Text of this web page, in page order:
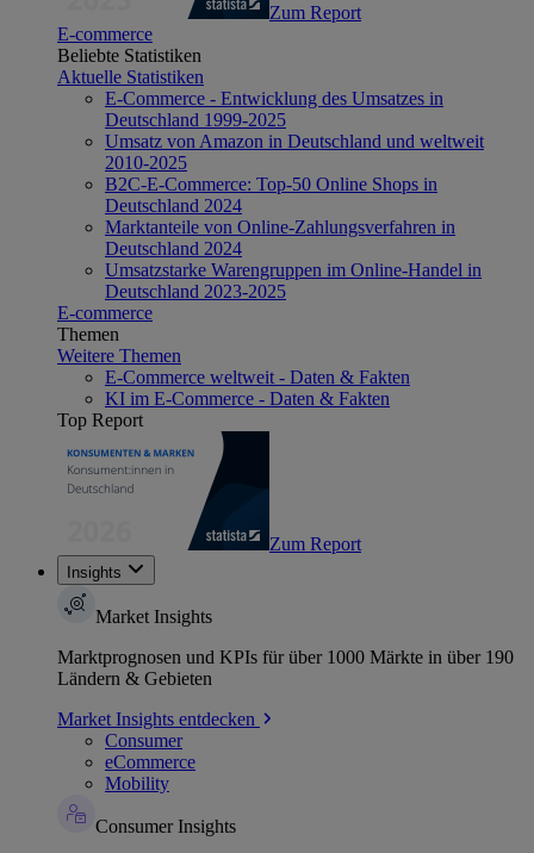
Zum Report
E-commerce
Beliebte Statistiken
Aktuelle Statistiken
E-Commerce - Entwicklung des Umsatzes in
Deutschland 1999-2025
Umsatz von Amazon in Deutschland und weltweit
2010-2025
B2C-E-Commerce: Top-50 Online Shops in
Deutschland 2024
Marktanteile von Online-Zahlungsverfahren in
Deutschland 2024
Umsatzstarke Warengruppen im Online-Handel in
Deutschland 2023-2025
E-commerce
Themen
Weitere Themen
E-Commerce weltweit - Daten & Fakten
KI im E-Commerce - Daten & Fakten
Top Report
Zum Report
Insights
Market Insights
Marktprognosen und KPIs für über 1000 Märkte in über 190
Ländern & Gebieten
Market Insights entdecken
Consumer
eCommerce
Mobility
Consumer Insights